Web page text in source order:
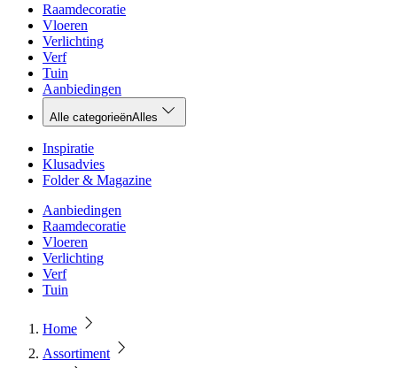
Raamdecoratie
Vloeren
Verlichting
Verf
Tuin
Aanbiedingen
Alle categorieënAlles
Inspiratie
Klusadvies
Folder & Magazine
Aanbiedingen
Raamdecoratie
Vloeren
Verlichting
Verf
Tuin
Home
Assortiment